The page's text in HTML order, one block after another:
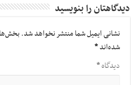
دیدگاهتان را بنویسید
نشانی ایمیل شما منتشر نخواهد شد.
شده‌اند*
دیدگاه*